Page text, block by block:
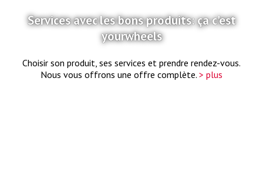
Services avec les bons produits: ça c'est
yourwheels
Choisir son produit, ses services et prendre rendez-vous.
Nous vous offrons une offre complète. > plus